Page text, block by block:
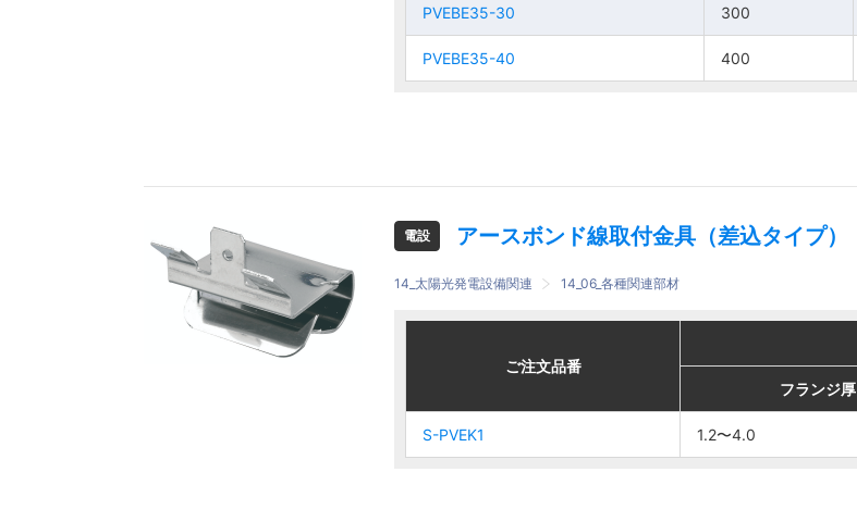
PVEBE35-
30
S-
PVEK2
PVEBE35-30 300
PVEBE35-40 400
PVEBE35-
30
S-
PVEK2
PVEBE35-30 300
PVEBE35-40 400
電設 アースボンド線取付金具（差込タイプ）
14_太陽光発電設備関連 14_06_各種関連部材
S-PVEK1 PVEBE2-20
ご注文品番
フランジ厚
S-PVEK1 1.2〜4.0
S-PVEK1 PVEBE2-20
ご注文品番
フランジ厚
S-PVEK1 1.2〜4.0